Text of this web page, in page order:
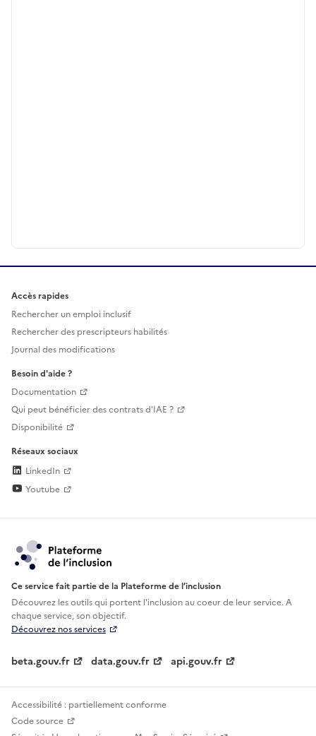
Accès rapides
Rechercher un emploi inclusif
Rechercher des prescripteurs habilités
Journal des modifications
Besoin d'aide ?
Documentation
Qui peut bénéficier des contrats d'IAE ?
Disponibilité
Réseaux sociaux
LinkedIn
Youtube
Ce service fait partie de la Plateforme de l’inclusion
Découvrez les outils qui portent l'inclusion aucoeur de leur service. A
chaque service, son objectif.
Découvrez nos services
beta.gouv.fr data.gouv.fr api.gouv.fr
Accessibilité : partiellement conforme
Code source